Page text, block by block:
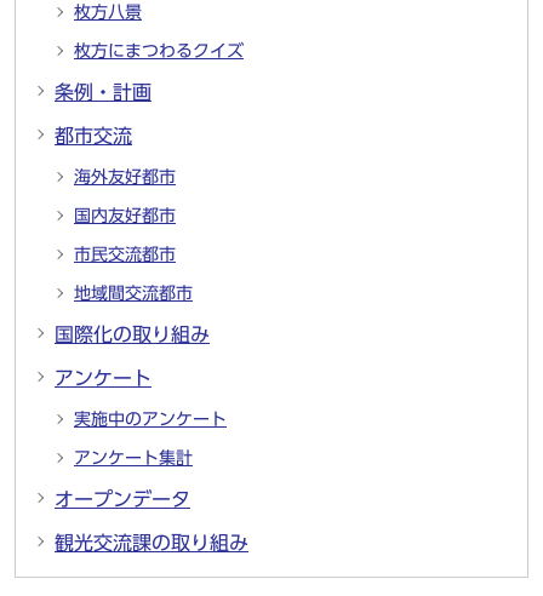
枚方八景
枚方にまつわるクイズ
条例・計画
都市交流
海外友好都市
国内友好都市
市民交流都市
地域間交流都市
国際化の取り組み
アンケート
実施中のアンケート
アンケート集計
オープンデータ
観光交流課の取り組み